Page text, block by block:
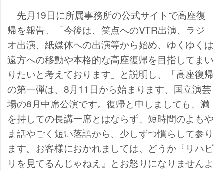
先月19日に所属事務所の公式サイトで高座復
帰を報告。「今後は、笑点へのVTR出演、ラジ
オ出演、紙媒体への出演等から始め、ゆくゆくは
遠方への移動や本格的な高座復帰を目指してまい
りたいと考えております」と説明し、「高座復帰
の第一弾は、8月11日から始まります、国立演芸
場の8月中席公演です。復帰と申しましても、満
を持しての長講一席とはならず、短時間のよも
ま話やごく短い落語から、少しずつ慣らして参り
ます。お客様におかれましては、どうか『リハビ
リを見てるんじゃねえ』とお怒りになりませんよ